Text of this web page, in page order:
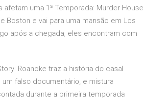
uma 1ª Temporada: Murder House
Boston e vai para uma mansão em Los
após a chegada, eles encontram com
Roanoke traz a história do casal
falso documentário, e mistura
durante a primeira temporada